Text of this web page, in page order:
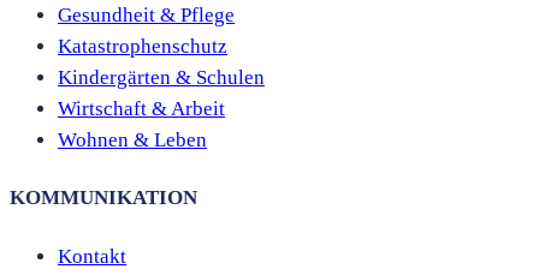
Gesundheit & Pflege
Katastrophenschutz
Kindergärten & Schulen
Wirtschaft & Arbeit
Wohnen & Leben
KOMMUNIKATION
Kontakt